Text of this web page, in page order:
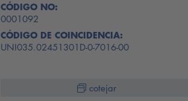
CÓDIGO NO:
0001092
CÓDIGO DE COINCIDENCIA:
UNI035.02451301D-0-7016-00
cotejar